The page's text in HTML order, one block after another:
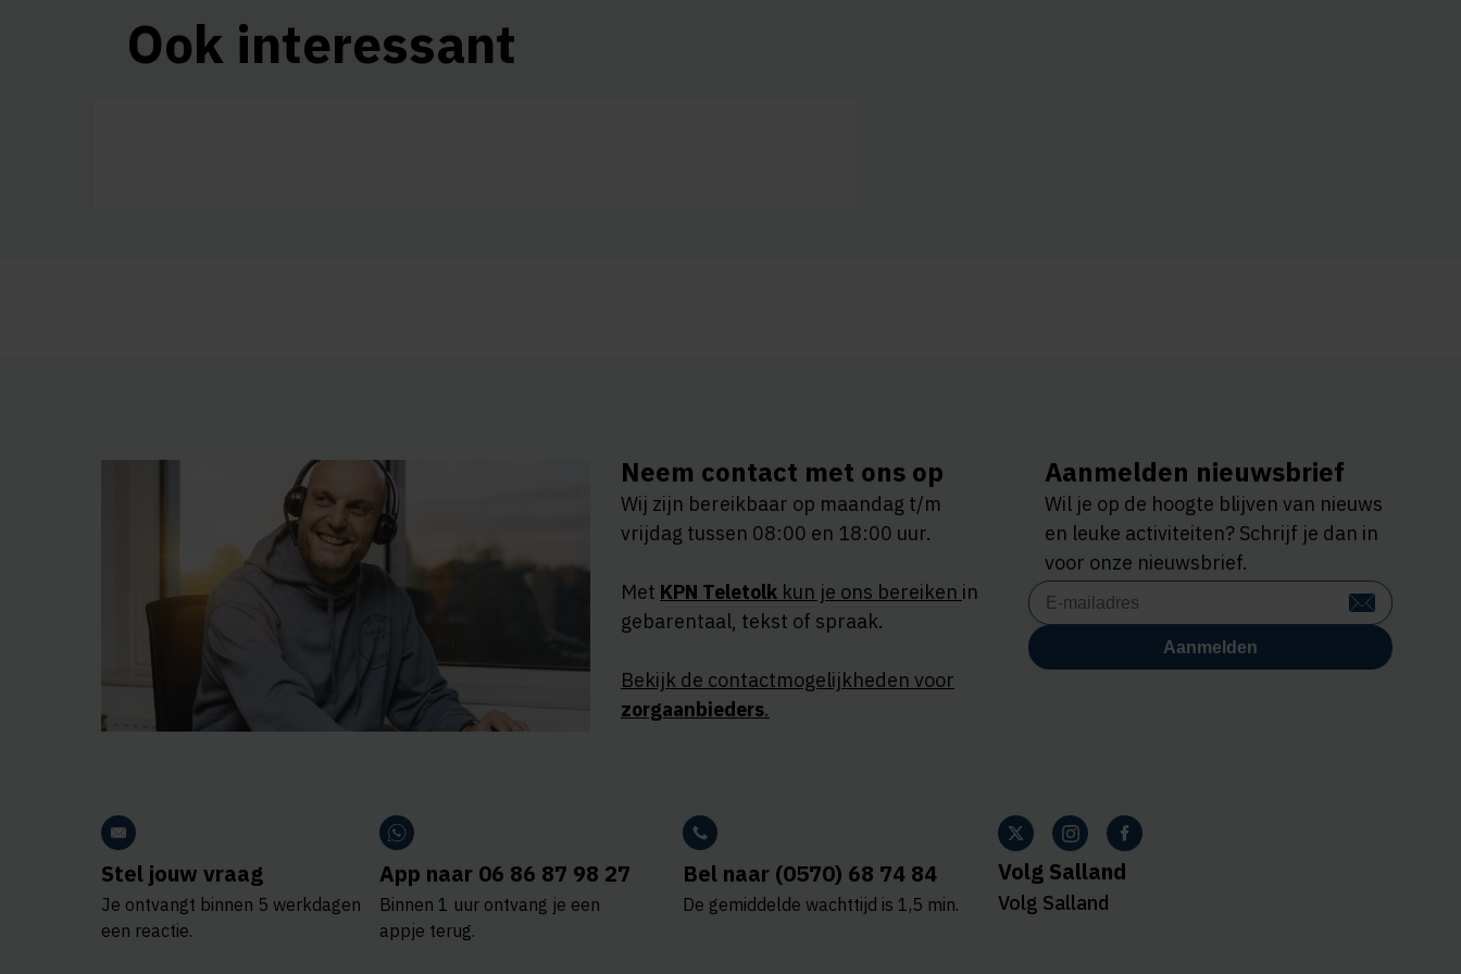
Ook interessant
Neem contact met ons op
Wij zijn bereikbaar op maandag t/m
vrijdag tussen 08:00 en 18:00 uur.
Met KPN Teletolk kun je ons bereiken in
gebarentaal, tekst of spraak.
Bekijk de contactmogelijkheden voor
zorgaanbieders.
Aanmelden nieuwsbrief
Wil je op de hoogte blijven van nieuws
en leuke activiteiten? Schrijf je dan in
voor onze nieuwsbrief.
Stel jouw vraag
Je ontvangt binnen 5 werkdagen
een reactie.
App naar 06 86 87 98 27
Binnen 1 uur ontvang je een
appje terug.
Bel naar (0570) 68 74 84
De gemiddelde wachttijd is 1,5 min.
Volg Salland
Volg Salland